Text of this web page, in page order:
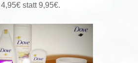
statt 9,95€.